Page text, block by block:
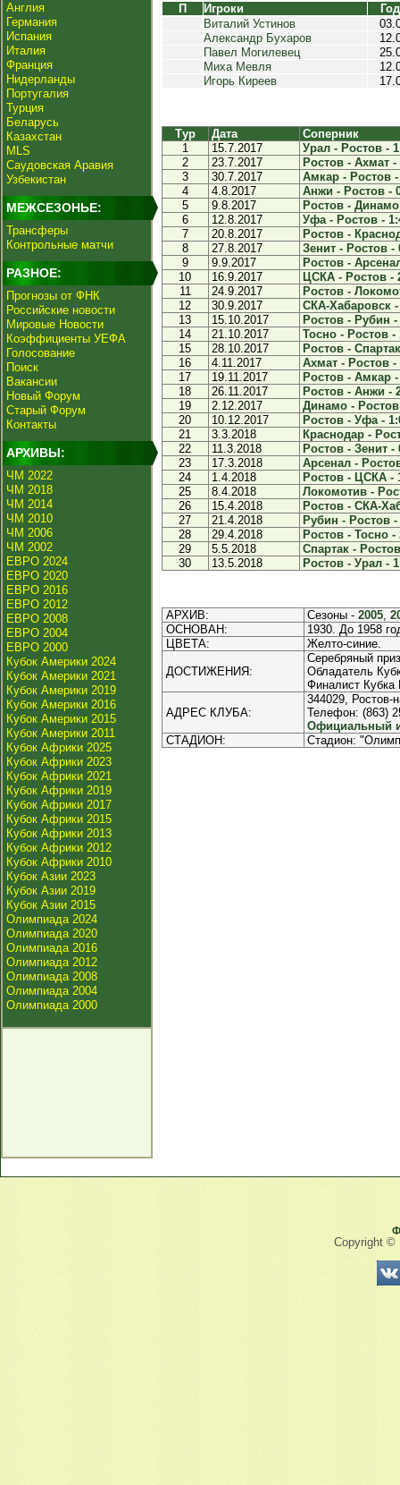
Англия
Германия
Испания
Италия
Франция
Нидерланды
Португалия
Турция
Беларусь
Казахстан
MLS
Саудовская Аравия
Узбекистан
МЕЖСЕЗОНЬЕ:
Трансферы
Контрольные матчи
РАЗНОЕ:
Прогнозы от ФНК
Российские новости
Мировые Новости
Коэффициенты УЕФА
Голосование
Поиск
Вакансии
Новый Форум
Старый Форум
Контакты
АРХИВЫ:
ЧМ 2022
ЧМ 2018
ЧМ 2014
ЧМ 2010
ЧМ 2006
ЧМ 2002
ЕВРО 2024
ЕВРО 2020
ЕВРО 2016
ЕВРО 2012
ЕВРО 2008
ЕВРО 2004
ЕВРО 2000
Кубок Америки 2024
Кубок Америки 2021
Кубок Америки 2019
Кубок Америки 2016
Кубок Америки 2015
Кубок Америки 2011
Кубок Африки 2025
Кубок Африки 2023
Кубок Африки 2021
Кубок Африки 2019
Кубок Африки 2017
Кубок Африки 2015
Кубок Африки 2013
Кубок Африки 2012
Кубок Африки 2010
Кубок Азии 2023
Кубок Азии 2019
Кубок Азии 2015
Олимпиада 2024
Олимпиада 2020
Олимпиада 2016
Олимпиада 2012
Олимпиада 2008
Олимпиада 2004
Олимпиада 2000
П Игроки
Виталий Устинов
Александр Бухаров
Павел Могилевец
Миха Мевля
Игорь Киреев
Тур Дата
Соперник
1
15.7.2017
Урал - Ростов -
2
23.7.2017
Ростов - Ахмат -
3
30.7.2017
Амкар - Ростов -
4
4.8.2017
Анжи - Ростов -
5
9.8.2017
Ростов -
6
12.8.2017
Уфа - Ростов -
7
20.8.2017
Ростов -
8
27.8.2017
Зенит - Ростов -
9
9.9.2017
Ростов -
10
16.9.2017
ЦСКА - Ростов -
11
24.9.2017
Ростов -
12
30.9.2017
СКА-Хабаровск
13
15.10.2017
Ростов - Рубин -
14
21.10.2017
Тосно - Ростов -
15
28.10.2017
Ростов -
16
4.11.2017
Ахмат - Ростов -
17
19.11.2017
Ростов - Амкар -
18
26.11.2017
Ростов - Анжи -
19
2.12.2017
Динамо - Ростов
20
10.12.2017
Ростов - Уфа -
21
3.3.2018
Краснодар -
22
11.3.2018
Ростов - Зенит -
23
17.3.2018
Арсенал -
24
1.4.2018
Ростов - ЦСКА -
25
8.4.2018
Локомотив -
26
15.4.2018
Ростов - СКА-
27
21.4.2018
Рубин - Ростов -
28
29.4.2018
Ростов - Тосно -
29
5.5.2018
Спартак -
30
13.5.2018 Ростов - Урал -
АРХИВ: Сезоны - 2005,
ОСНОВАН:
1930. До 1958
ЦВЕТА:
Желто-синие.
ДОСТИЖЕНИЯ:
Серебряный
Обладатель
Финалист Кубка
АДРЕС КЛУБА:
344029,
Телефон: (863)
Официальный
СТАДИОН:
Стадион:
Copyright ©